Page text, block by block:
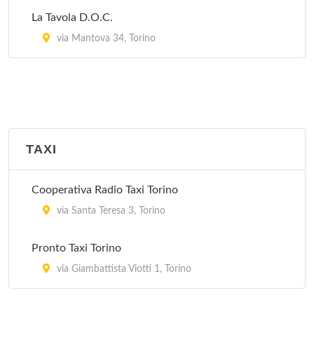
La Tavola D.O.C.
via Mantova 34, Torino
TAXI
Cooperativa Radio Taxi Torino
via Santa Teresa 3, Torino
Pronto Taxi Torino
via Giambattista Viotti 1, Torino